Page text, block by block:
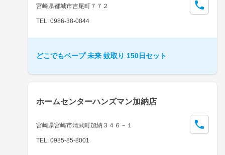
宮崎県都城市吉尾町７７２
TEL: 0986-38-0844
どこでもベープ 未来 蚊取り 150日セット
ホームセンターハンズマン加納店
宮崎県宮崎市清武町加納３４６－１
TEL: 0985-85-8001